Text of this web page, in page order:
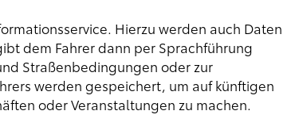
Hierzu werden auch Daten
dem Fahrer dann per Sprachführung
Straßenbedingungen oder zur
werden gespeichert, um auf künftigen
oder Veranstaltungen zu machen.